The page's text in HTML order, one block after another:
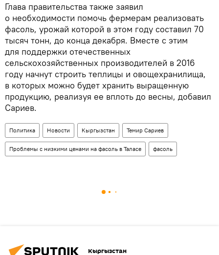
Глава правительства также заявил
о необходимости помочь фермерам реализовать
фасоль, урожай которой в этом году составил 70
тысяч тонн, до конца декабря. Вместе с этим
для поддержки отечественных
сельскохозяйственных производителей в 2016
году начнут строить теплицы и овощехранилища,
в которых можно будет хранить выращенную
продукцию, реализуя ее вплоть до весны, добавил
Сариев.
Политика Новости Кыргызстан Темир Сариев
Проблемы с низкими ценами на фасоль в Таласе фасоль
Кыргызстан